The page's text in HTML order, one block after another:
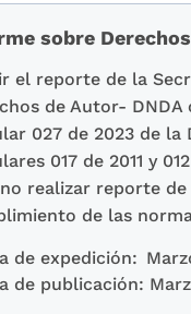
sobre
el reporte de la
de Autor-
027 de 2023 de
017 de 2011 y
realizar reporte
de las
de expedición:
de publicación: